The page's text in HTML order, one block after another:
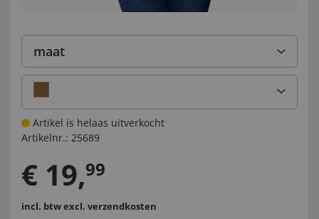
maat
Artikel is helaas uitverkocht
Artikelnr.: 25689
€ 19,99
incl. btwexcl. verzendkosten